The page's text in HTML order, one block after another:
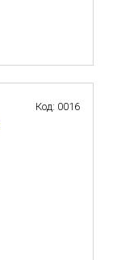
Код: 0016